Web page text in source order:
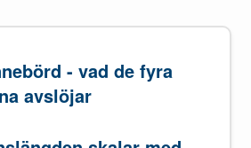
- vad de fyra
avslöjar